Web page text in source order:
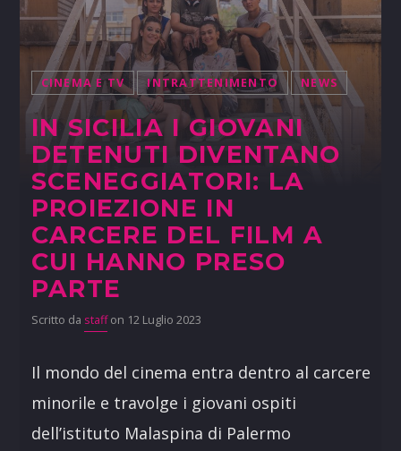
CINEMA E TV INTRATTENIMENTO NEWS
IN SICILIA I GIOVANI
DETENUTI DIVENTANO
SCENEGGIATORI: LA
PROIEZIONE IN
CARCERE DEL FILM A
CUI HANNO PRESO
PARTE
Scritto da staffon 12 Luglio 2023
Il mondo del cinema entra dentro al carcere
minorile e travolge i giovani ospiti
dell’istituto Malaspina di Palermo